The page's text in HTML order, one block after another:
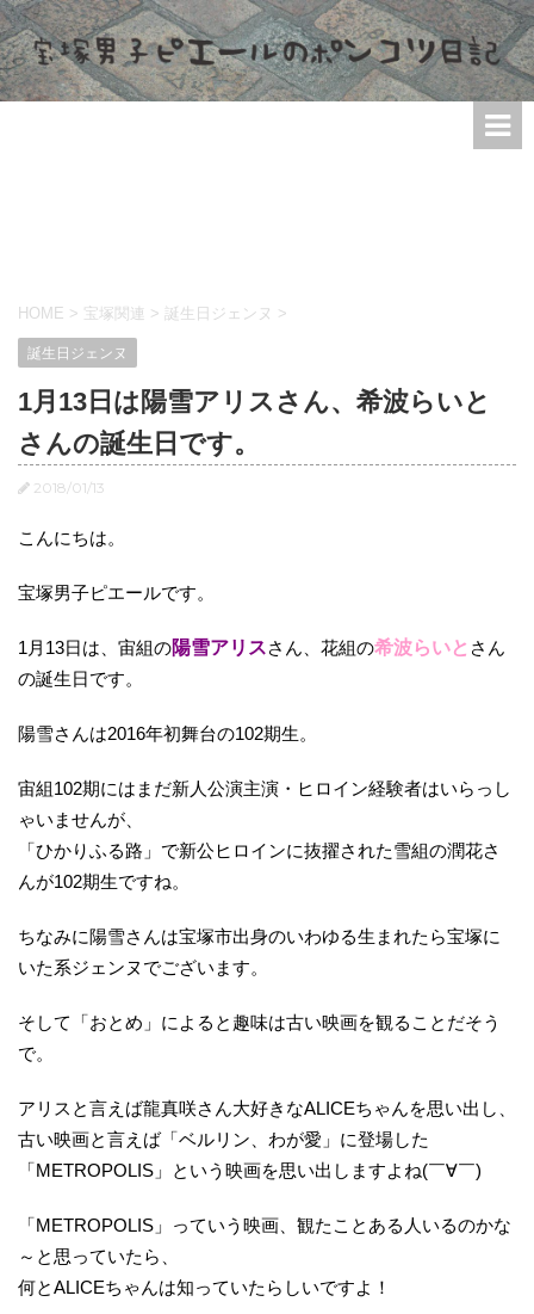
HOME > 宝塚関連 > 誕生日ジェンヌ >
誕生日ジェンヌ
1月13日は陽雪アリスさん、希波らいと
さんの誕生日です。
2018/01/13
こんにちは。
宝塚男子ピエールです。
1月13日は、宙組の陽雪アリスさん、花組の希波らいと さん
の誕生日です。
陽雪さんは2016年初舞台の102期生。
宙組102期にはまだ新人公演主演・ヒロイン経験者はいらっし
ゃいませんが、
「ひかりふる路」で新公ヒロインに抜擢された雪組の潤花さ
んが102期生ですね。
ちなみに陽雪さんは宝塚市出身のいわゆる生まれたら宝塚に
いた系ジェンヌでございます。
そして「おとめ」によると趣味は古い映画を観ることだそう
で。
アリスと言えば龍真咲さん大好きなALICEちゃんを思い出し、
古い映画と言えば「ベルリン、わが愛」に登場した
「METROPOLIS」という映画を思い出しますよね(￣∀￣)
「METROPOLIS」っていう映画、観たことある人いるのかな
～と思っていたら、
何とALICEちゃんは知っていたらしいですよ！